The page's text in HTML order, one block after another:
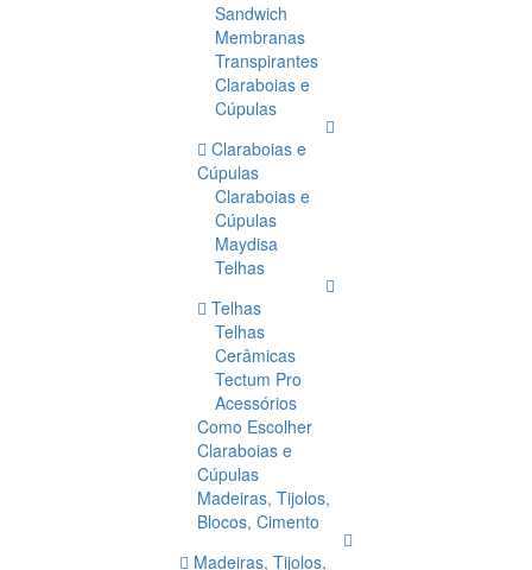
Sandwich
Membranas
Transpirantes
Claraboias e
Cúpulas
Claraboias e
Cúpulas
Claraboias e
Cúpulas
Maydisa
Telhas
Telhas
Telhas
Cerâmicas
Tectum Pro
Acessórios
Como Escolher
Claraboias e
Cúpulas
Madeiras, Tijolos,
Blocos, Cimento
Madeiras, Tijolos,